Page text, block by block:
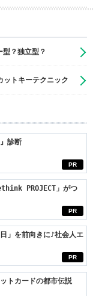
型？独立型？
トキーテクニック
PR
診断
PR
PROJECT」がつ
PR
」を前向きに♪社会人エ
トカードの都市伝説